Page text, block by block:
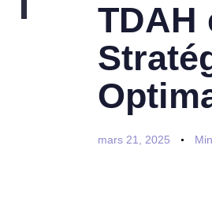
TDAH
mars 21, 2025